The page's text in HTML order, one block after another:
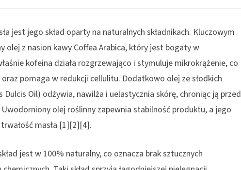
jest jego skład oparty na naturalnych składnikach. Kluczowym
olej z nasion kawy Coffea Arabica, który jest bogaty w
kofeina działa rozgrzewająco i stymuluje mikrokrążenie, co
oraz pomaga w redukcji cellulitu. Dodatkowo olej ze słodkich
Dulcis Oil) odżywia, nawilża i uelastycznia skórę, chroniąc ją przed
olej roślinny zapewnia stabilność produktu, a jego
masła [1][2][4].
jest w 100% naturalny, co oznacza brak sztucznych